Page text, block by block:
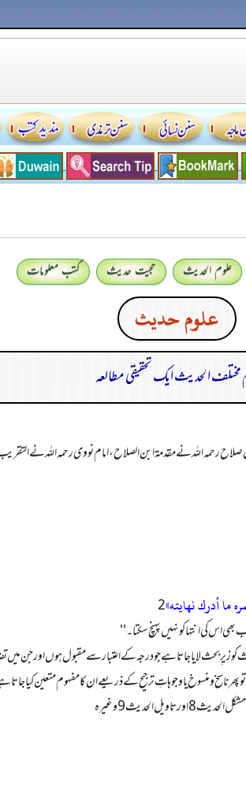
علوم الحدیث حجیت حدیث کتب معلومات
علوم حدیث
مختلف الحدیث ایک تحقیقی مطالعہ
ما أدرك نهایته»
اس کی انتہا کو نہیں پہنچ سکتا۔ ''
لایا جاتا ہے جو درجہ کے اعتبار سے مقبول ہوں اور جن میں
ناسخ و منسوخ یا وجوہاتِ ترجیح کے ذریعے ان کا مفہوم متعین